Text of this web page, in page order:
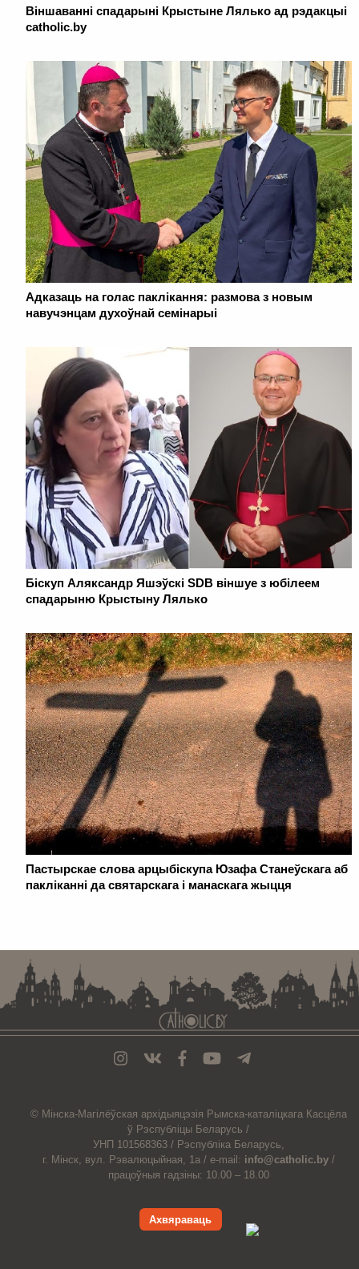
Віншаванні спадарыні Крыстыне Лялько ад рэдакцыі
catholic.by
Адказаць на голас паклікання: размова з новым
навучэнцам духоўнай семінарыі
Біскуп Аляксандр Яшэўскі SDB віншуе з юбілеем
спадарыню Крыстыну Лялько
Пастырскае слова арцыбіскупа Юзафа Станеўскага аб
пакліканні да святарскага і манаскага жыцця
© Мiнска-Магiлёўская архiдыяцэзiя Рымска-каталіцкага Касцёла
ў Рэспубліцы Беларусь /
УНП 101568363 / Рэспубліка Беларусь,
г. Мінск, вул. Рэвалюцыйная, 1а / e-mail: info@catholic.by /
працоўныя гадзіны: 10.00 – 18.00
Ахвяраваць